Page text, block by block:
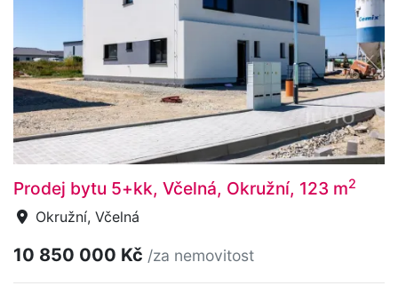
Prodej bytu 5+kk, Včelná, Okružní, 123 m2
Okružní, Včelná
10 850 000 Kč /za nemovitost